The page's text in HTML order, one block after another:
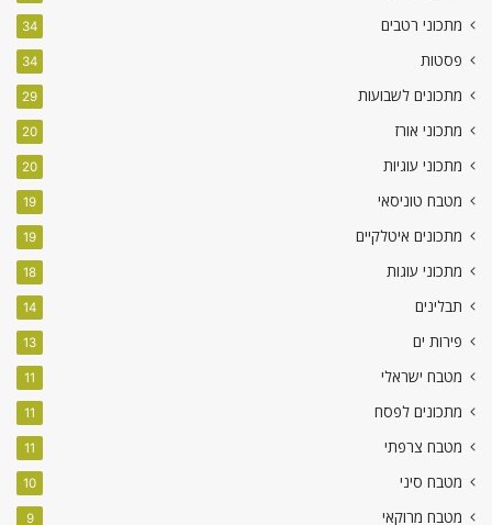
מתכוני רטבים 34
פסטות 34
מתכונים לשבועות 29
מתכוני אורז 20
מתכוני עוגיות 20
מטבח טוניסאי 19
מתכונים איטלקיים 19
מתכוני עוגות 18
תבלינים 14
פירות ים 13
מטבח ישראלי 11
מתכונים לפסח 11
מטבח צרפתי 11
מטבח סיני 10
מטבח מרוקאי 9